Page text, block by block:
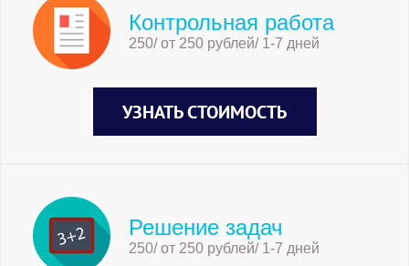
Контрольная работа
250/ от 250 рублей/ 1-7 дней
УЗНАТЬ СТОИМОСТЬ
Решение задач
250/ от 250 рублей/ 1-7 дней